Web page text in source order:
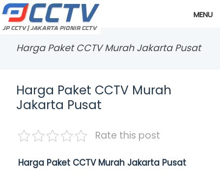
MENU
Harga Paket CCTV Murah Jakarta Pusat
Harga Paket CCTV Murah
Jakarta Pusat
Rate this post
Harga Paket CCTV Murah Jakarta Pusat